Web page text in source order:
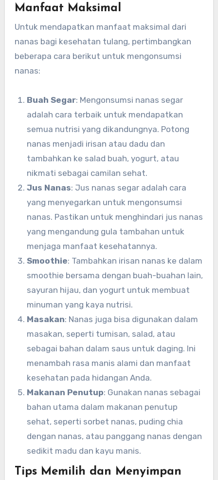
Manfaat Maksimal
Untuk mendapatkan manfaat maksimal dari
nanas bagi kesehatan tulang, pertimbangkan
beberapa cara berikut untuk mengonsumsi
nanas:
Buah Segar: Mengonsumsi nanas segar
adalah cara terbaik untuk mendapatkan
semua nutrisi yang dikandungnya. Potong
nanas menjadi irisan atau dadu dan
tambahkan ke salad buah, yogurt, atau
nikmati sebagai camilan sehat.
Jus Nanas: Jus nanas segar adalah cara
yang menyegarkan untuk mengonsumsi
nanas. Pastikan untuk menghindari jus nanas
yang mengandung gula tambahan untuk
menjaga manfaat kesehatannya.
Smoothie: Tambahkan irisan nanas ke dalam
smoothie bersama dengan buah-buahan lain,
sayuran hijau, dan yogurt untuk membuat
minuman yang kaya nutrisi.
Masakan: Nanas juga bisa digunakan dalam
masakan, seperti tumisan, salad, atau
sebagai bahan dalam saus untuk daging. Ini
menambah rasa manis alami dan manfaat
kesehatan pada hidangan Anda.
Makanan Penutup: Gunakan nanas sebagai
bahan utama dalam makanan penutup
sehat, seperti sorbet nanas, puding chia
dengan nanas, atau panggang nanas dengan
sedikit madu dan kayu manis.
Tips Memilih dan Menyimpan